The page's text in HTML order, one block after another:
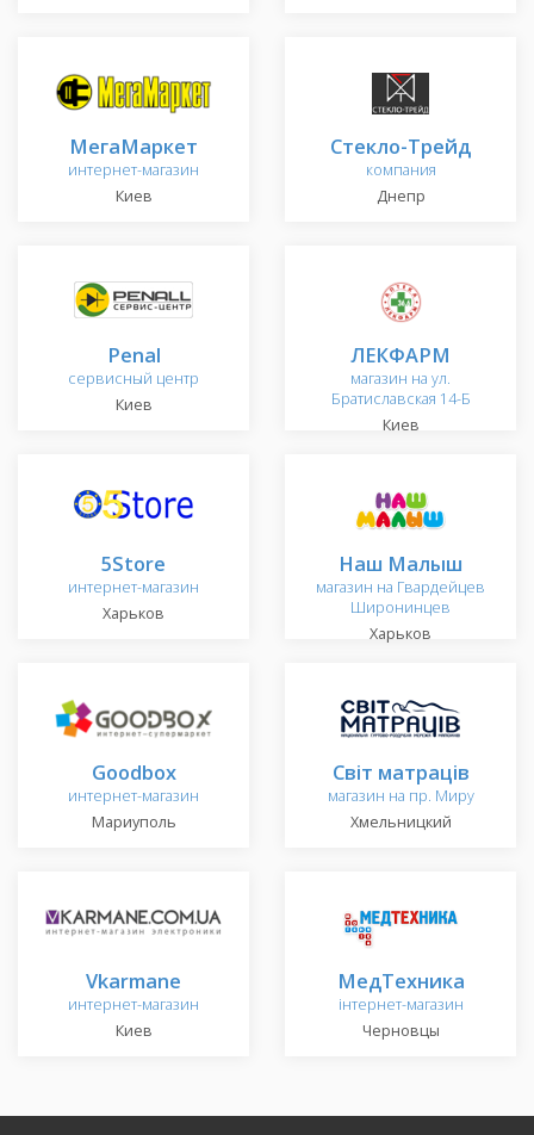
МегаМаркет
интернет-магазин
Киев
Стекло-Трейд
компания
Днепр
Penal
сервисный центр
Киев
ЛЕКФАРМ
магазин на ул.
Братиславская 14-Б
Киев
5Store
интернет-магазин
Харьков
Наш Малыш
магазин на Гвардейцев
Широнинцев
Харьков
Goodbox
интернет-магазин
Мариуполь
Світ матраців
магазин на пр. Миру
Хмельницкий
Vkarmane
интернет-магазин
Киев
МедТехника
інтернет-магазин
Черновцы